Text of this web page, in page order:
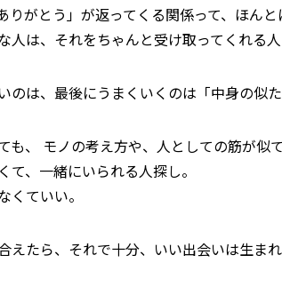
りがとう」が返ってくる関係って、ほんと
人は、それをちゃんと受け取ってくれる人
のは、最後にうまくいくのは「中身の似た
も、 モノの考え方や、人としての筋が似
、一緒にいられる人探し。
くていい。
えたら、それで十分、いい出会いは生まれ